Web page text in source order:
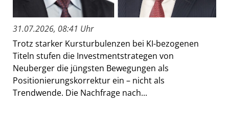
31.07.2026, 08:41 Uhr
Trotz starker Kursturbulenzen bei KI-bezogenen
Titeln stufen die Investmentstrategen von
Neuberger die jüngsten Bewegungen als
Positionierungskorrektur ein – nicht als
Trendwende. Die Nachfrage nach...